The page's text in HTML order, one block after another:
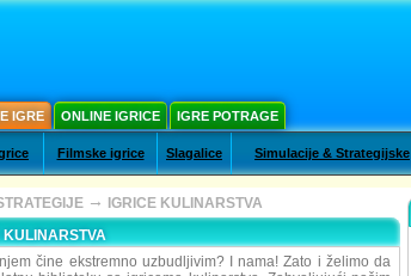
IGRE ONLINE IGRICE IGRE POTRAGE
Filmske igrice Slagalice Simulacije & Strategijske
→
IGRICE KULINARSTVA
KULINARSTVA
čine ekstremno uzbudljivim? I nama! Zato i želimo da